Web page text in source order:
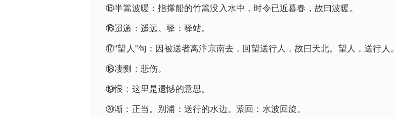
⑮半篙波暖：指撑船的竹篙没入水中，时令已近暮春，故曰波暖。
⑯迢递：遥远。驿：驿站。
⑰“望人”句：因被送者离汴京南去，回望送行人，故曰天北。望人，送行人。
⑱凄恻：悲伤。
⑲恨：这里是遗憾的意思。
⑳渐：正当。别浦：送行的水边。萦回：水波回旋。